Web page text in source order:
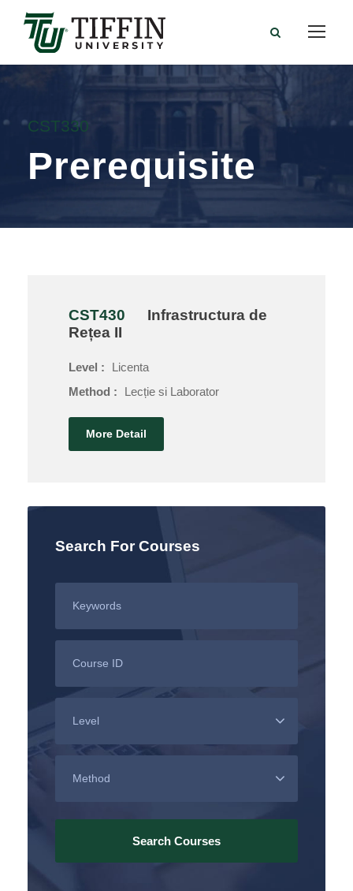
CST330
Prerequisite
CST430
Infrastructura de
Rețea II
Level :
Licenta
Method :
Lecție si Laborator
More Detail
Search For Courses